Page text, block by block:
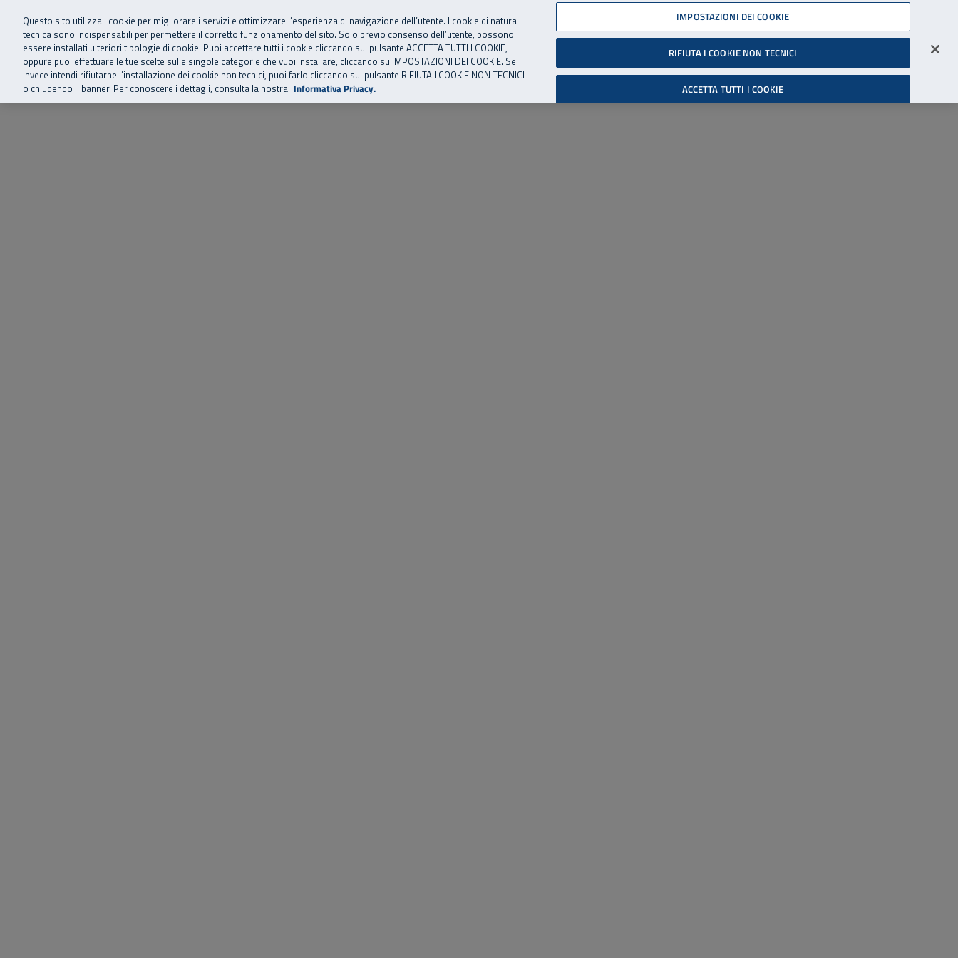
Vai al menu principale
Vai al contenuto principale
Vai al Footer 06 45539607
SuperAbile - il Contact Center Inail per il mondo della disabilità
Home Chi siamo Storie, news ed eventi Risorse utili Supporto Accessibilità
Cerca
Accedi all'area riservata
Questo sito utilizza i cookie per migliorare i servizi e ottimizzare l’esperienza di navigazione dell’utente. I cookie di natura
tecnica sono indispensabili per permettere il corretto funzionamento del sito. Solo previo consenso dell’utente, possono
essere installati ulteriori tipologie di cookie. Puoi accettare tutti i cookie cliccando sul pulsante ACCETTA TUTTI I COOKIE,
oppure puoi effettuare le tue scelte sulle singole categorie che vuoi installare, cliccando su IMPOSTAZIONI DEI COOKIE. Se
invece intendi rifiutarne l’installazione dei cookie non tecnici, puoi farlo cliccando sul pulsante RIFIUTA I COOKIE NON TECNICI
o chiudendo il banner. Per conoscere i dettagli, consulta la nostra Informativa Privacy.
IMPOSTAZIONI DEI COOKIE
RIFIUTA I COOKIE NON TECNICI
ACCETTA TUTTI I COOKIE